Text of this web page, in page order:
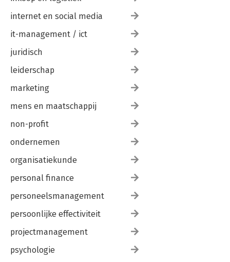
internet en social media
it-management / ict
juridisch
leiderschap
marketing
mens en maatschappij
non-profit
ondernemen
organisatiekunde
personal finance
personeelsmanagement
persoonlijke effectiviteit
projectmanagement
psychologie